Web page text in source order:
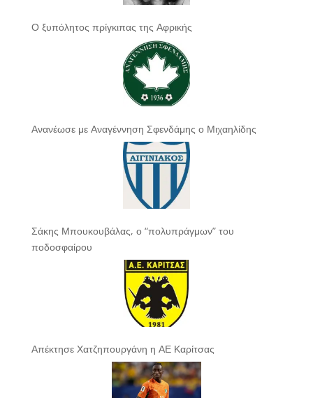
Ο ξυπόλητος πρίγκιπας της Αφρικής
Ανανέωσε με Αναγέννηση Σφενδάμης ο Μιχαηλίδης
Σάκης Μπουκουβάλας, ο “πολυπράγμων” του
ποδοσφαίρου
Απέκτησε Χατζηπουργάνη η ΑΕ Καρίτσας